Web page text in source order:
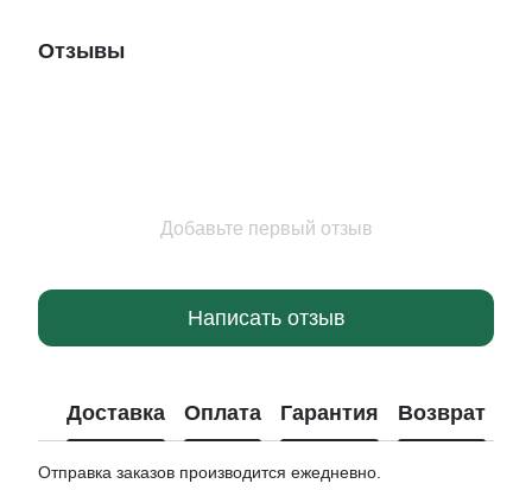
Отзывы
Добавьте первый отзыв
Написать отзыв
Доставка Оплата Гарантия Возврат
Отправка заказов производится ежедневно.